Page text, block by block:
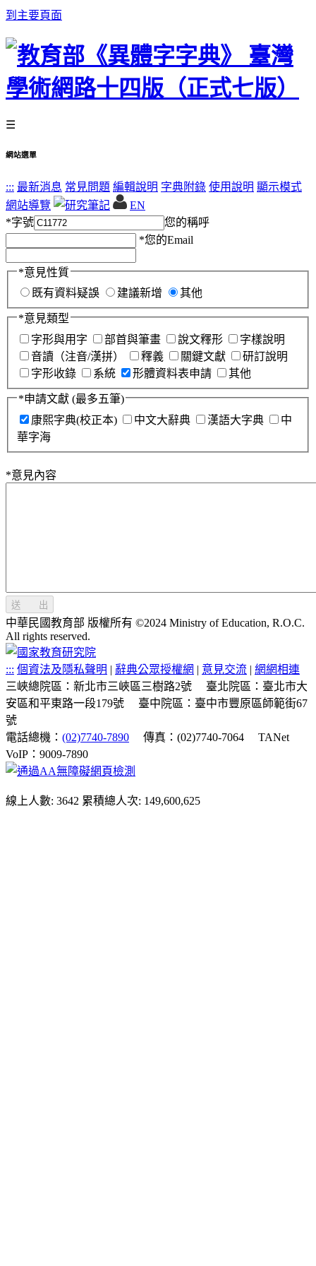
到主要頁面
☰
網站選單
::: 最新消息 常見問題 編輯說明 字典附錄 使用說明 顯示模式
網站導覽
EN
*字號
您的稱呼
*您的Email
*意見性質
既有資料疑誤
建議新增 其他
*意見類型
字形與用字
部首與筆畫 說文釋形
字樣說明
音讀（注音/漢拼）
釋義 關鍵文獻
研訂說明
字形收錄
系統 形體資料表申請 其他
*申請文獻 (最多五筆)
康熙字典(校正本)
中文大辭典 漢語大字典
中
華字海
*意見內容
送 出
中華民國教育部 版權所有 ©2024 Ministry of Education, R.O.C.
All rights reserved.
::: 個資法及隱私聲明 | 辭典公眾授權網 | 意見交流 | 網網相連
三峽總院區：新北市三峽區三樹路2號
臺北院區：臺北市大
安區和平東路一段179號
臺中院區：臺中市豐原區師範街67
號
電話總機： (02)7740-7890 傳真：(02)7740-7064
TANet
VoIP：9009-7890
線上人數: 3642 累積總人次: 149,600,625